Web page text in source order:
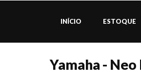
INÍCIO ESTOQUE
Yamaha - Neo